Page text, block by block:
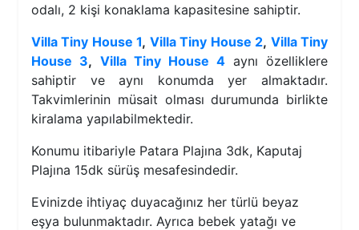
odalı, 2 kişi konaklama kapasitesine sahiptir.
Villa Tiny House 1, Villa Tiny House 2, Villa Tiny
House 3, Villa Tiny House 4 aynı özelliklere
sahiptir ve aynı konumda yer almaktadır.
Takvimlerinin müsait olması durumunda birlikte
kiralama yapılabilmektedir.
Konumu itibariyle Patara Plajına 3dk, Kaputaj
Plajına 15dk sürüş mesafesindedir.
Evinizde ihtiyaç duyacağınız her türlü beyaz
eşya bulunmaktadır. Ayrıca bebek yatağı ve